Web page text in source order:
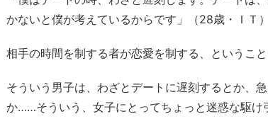
かないと僕が考えているからです」（28歳・ＩＴ）
相手の時間を制する者が恋愛を制する、というこ
そういう男子は、わざとデートに遅刻するとか、
か……そういう、女子にとってちょっと迷惑な駆け